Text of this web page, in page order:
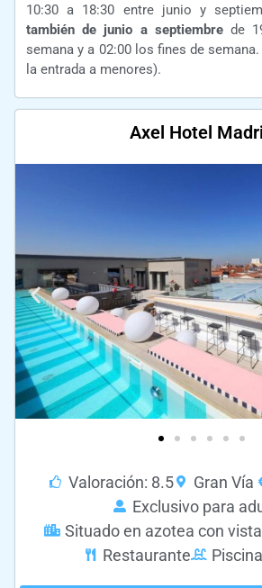
10:30 a 18:30 entre junio y
también de junio a septiembrede
semana y a 02:00 los fines de
la entrada a menores).
Axel Hotel
Valoración: 8.5 Gran Vía
Exclusivo para
Situado en azotea con
Restaurante